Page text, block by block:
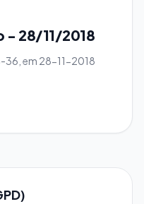
- 28/11/2018
36, em 28-11-2018